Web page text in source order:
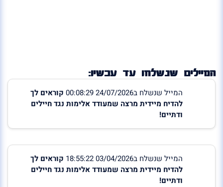
המיילים שנשלחו עד עכשיו:
המייל שנשלח ב24/07/2026 00:08:29
קוראים לך
להדיח מיידית מרצה שמעודד אלימות נגד חיילים
ודתיים!
המייל שנשלח ב03/04/2026 18:55:22
קוראים לך
להדיח מיידית מרצה שמעודד אלימות נגד חיילים
ודתיים!